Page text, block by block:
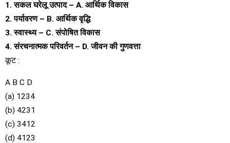
1. सकल घरेलू उत्पाद – A. आर्थिक विकास
2. पर्यावरण – B. आर्थिक वृद्धि
3. स्वास्थ्य – C. संपोषित विकास
4. संरचनात्मक परिवर्तन – D. जीवन की गुणवत्ता
कूट :
A B C D
(a) 1234
(b) 4231
(c) 3412
(d) 4123